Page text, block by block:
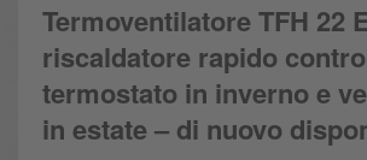
Termoventilatore TFH 22
riscaldatore rapido
termostato in inverno e
in estate – di nuovo